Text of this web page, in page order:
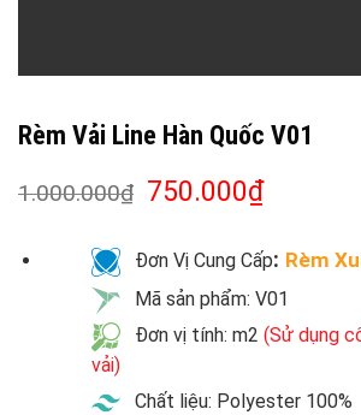
Rèm Vải Line Hàn Quốc V01
1.000.000₫ 750.000₫
Đơn Vị Cung Cấp: Rèm
Mã sản phẩm: V01
Đơn vị tính: m2 (Sử dụng
vải)
Chất liệu: Polyester 100%